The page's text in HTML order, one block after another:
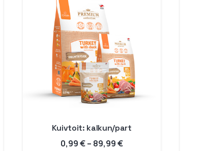
Kuivtoit: kalkun/part
0,99€– 89,99€Hinnavahemik: